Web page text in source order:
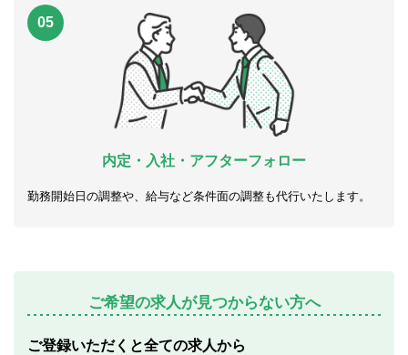
05
内定・入社・アフターフォロー
勤務開始日の調整や、給与など条件面の調整も代行いたします。
ご希望の求人が見つからない方へ
ご登録いただくと全ての求人から